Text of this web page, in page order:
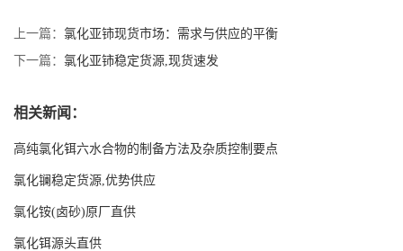
上一篇： 氯化亚铈现货市场：需求与供应的平衡
下一篇： 氯化亚铈稳定货源,现货速发
相关新闻：
高纯氯化铒六水合物的制备方法及杂质控制要点
氯化镧稳定货源,优势供应
氯化铵(卤砂)原厂直供
氯化铒源头直供